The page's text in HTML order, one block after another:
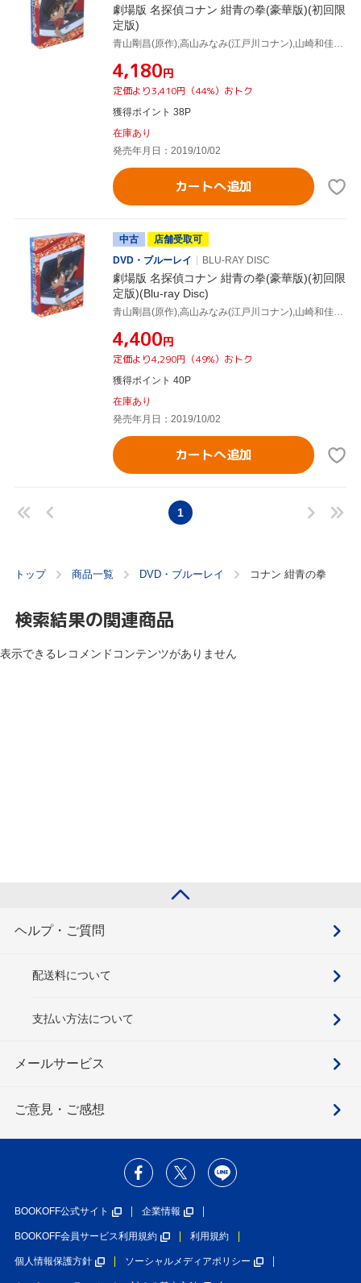
劇場版 名探偵コナン 紺青の拳(豪華版)(初回限
定版)
青山剛昌(原作),高山みなみ(江戸川コナン),山崎和佳奈(毛利蘭),小山力也(毛利小五郎),永岡智佳(監督),須藤昌朋(キャラクターデザイン、総作画監督),大野克夫(音楽)
¥4,180円
定価より3,410円（44%）おトク
獲得ポイント 38P
在庫あり
発売年月日：2019/10/02
カートへ追加
中古
店舗受取可
DVD・ブルーレイ
BLU-RAY DISC
劇場版 名探偵コナン 紺青の拳(豪華版)(初回限
定版)(Blu-ray Disc)
青山剛昌(原作),高山みなみ(江戸川コナン),山崎和佳奈(毛利蘭),小山力也(毛利小五郎),永岡智佳(監督),須藤昌朋(キャラクターデザイン、総作画監督),大野克夫(音楽)
¥4,400円
定価より4,290円（49%）おトク
獲得ポイント 40P
在庫あり
発売年月日：2019/10/02
カートへ追加
1
トップ 商品一覧 DVD・ブルーレイ コナン 紺青の拳
検索結果の関連商品
表示できるレコメンドコンテンツがありません
ヘルプ・ご質問
配送料について
支払い方法について
メールサービス
ご意見・ご感想
BOOKOFF公式サイト 企業情報
BOOKOFF会員サービス利用規約 利用規約
個人情報保護方針 ソーシャルメディアポリシー